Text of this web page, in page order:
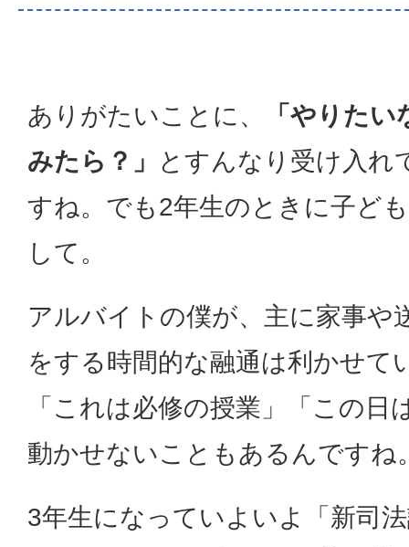
ありがたいことに、
「やりた
みたら？」
とすんなり受け入れ
すね。でも2年生のときに子ど
して。
アルバイトの僕が、主に家事や
をする時間的な融通は利かせて
「これは必修の授業」「この日
動かせないこともあるんですね
3年生になっていよいよ「新司